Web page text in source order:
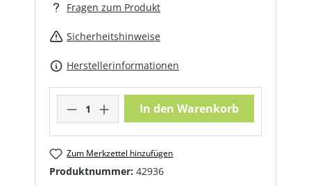
Fragen zum Produkt
Sicherheitshinweise
Herstellerinformationen
Produkt Anzahl: Gib den
In den Warenkorb
Zum Merkzettel hinzufügen
Produktnummer: 42936